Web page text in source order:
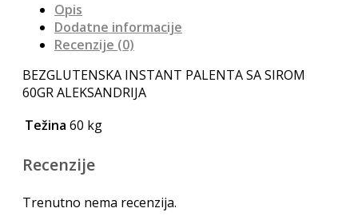
Opis
Dodatne informacije
Recenzije (0)
BEZGLUTENSKA INSTANT PALENTA SA SIROM
60GR ALEKSANDRIJA
Težina 60 kg
Recenzije
Trenutno nema recenzija.